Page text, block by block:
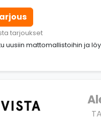
tarjoukset
uusiin mattomallistoihin ja